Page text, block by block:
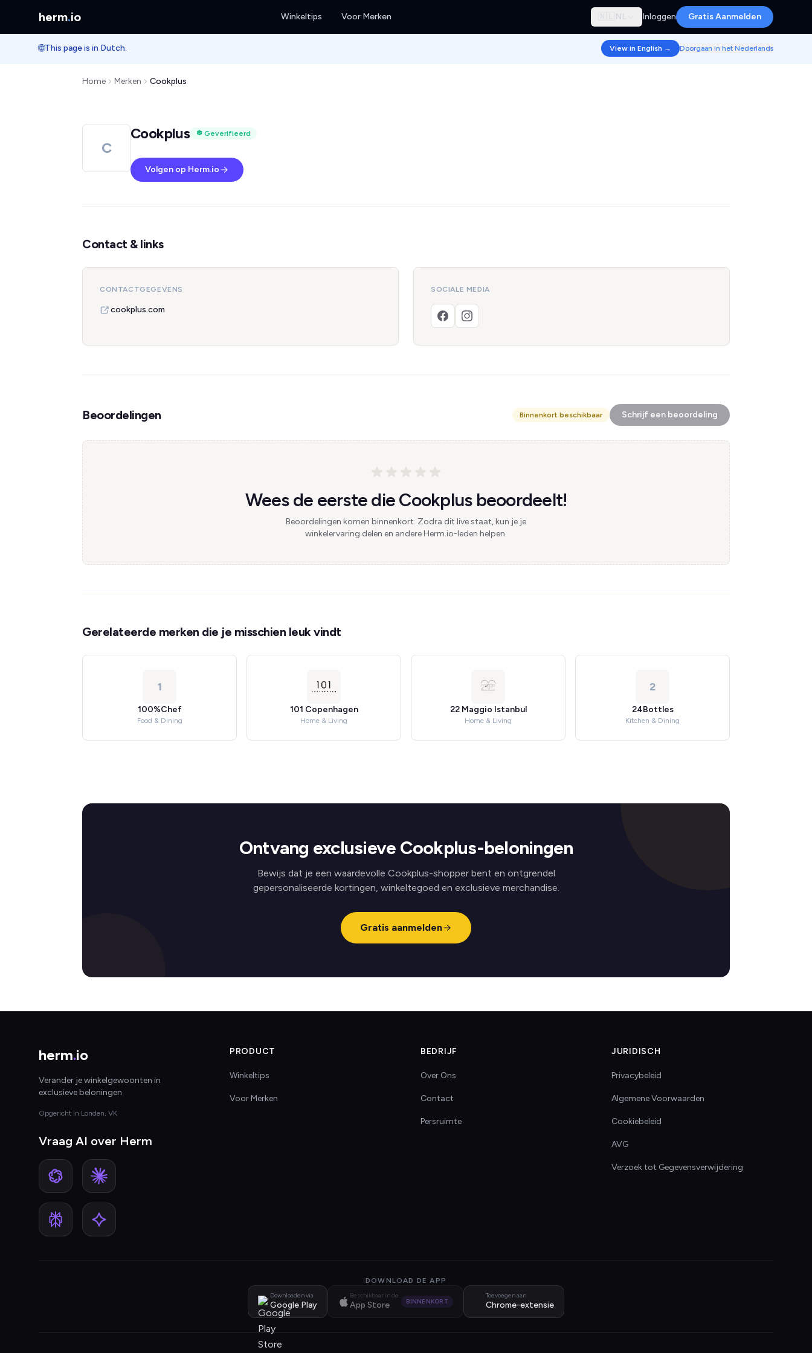
herm.io Winkeltips Voor Merken 🇳🇱 NL Inloggen Gratis Aanmelden
🌐This page is in Dutch. View in English → Doorgaan in het Nederlands
Home Merken Cookplus
C
Cookplus Geverifieerd
Volgen op Herm.io
Contact & links
CONTACTGEGEVENS
cookplus.com
SOCIALE MEDIA
Beoordelingen Binnenkort beschikbaar Schrijf een beoordeling
Wees de eerste die Cookplus beoordeelt!
Beoordelingen komen binnenkort. Zodra dit live staat, kun je je
winkelervaring delen en andere Herm.io-leden helpen.
Gerelateerde merken die je misschien leuk vindt
1
100%Chef
Food & Dining
101 Copenhagen
Home & Living
22 Maggio Istanbul
Home & Living
2
24Bottles
Kitchen & Dining
Ontvang exclusieve Cookplus-beloningen
Bewijs dat je een waardevolle Cookplus-shopper bent en ontgrendel
gepersonaliseerde kortingen, winkeltegoed en exclusieve merchandise.
Gratis aanmelden
herm.io
Verander je winkelgewoonten in
exclusieve beloningen
Opgericht in Londen, VK
Vraag AI over Herm
PRODUCT
Winkeltips
Voor Merken
BEDRIJF
Over Ons
Contact
Persruimte
JURIDISCH
Privacybeleid
Algemene Voorwaarden
Cookiebeleid
AVG
Verzoek tot Gegevensverwijdering
DOWNLOAD DE APP
Downloaden via
Google Play
Beschikbaar in de
App Store BINNENKORT
Toevoegen aan
Chrome-extensie